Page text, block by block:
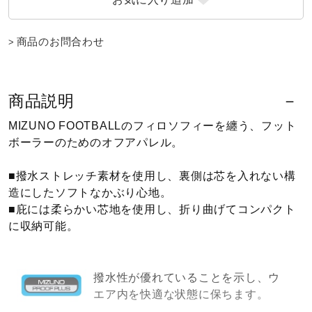
インナー
寝具／ミズノスリープ
アウトドア／レイン
サポーター
商品のお問合わせ
商品説明
MIZUNO FOOTBALLのフィロソフィーを纏う、フット
ボーラーのためのオフアパレル。
■撥水ストレッチ素材を使用し、裏側は芯を入れない構
造にしたソフトなかぶり心地。
■庇には柔らかい芯地を使用し、折り曲げてコンパクト
に収納可能。
撥水性が優れていることを示し、ウ
エア内を快適な状態に保ちます。